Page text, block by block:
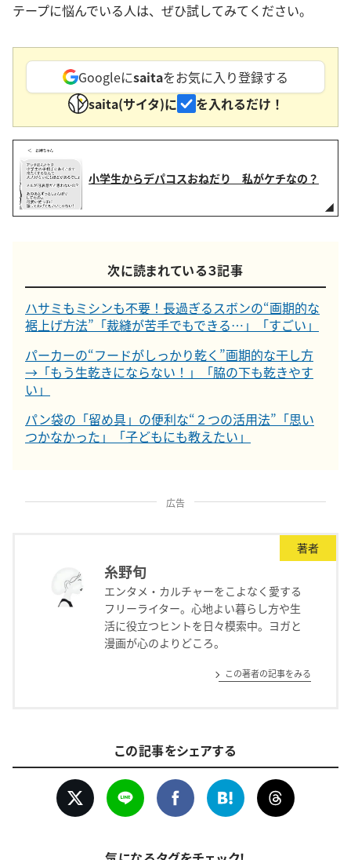
テープに悩んでいる人は、ぜひ試してみてください。
Googleにsaitaをお気に入り登録する
saita(サイタ)に
を入れるだけ！
小学生からデパコスおねだり 私がケチなの？
次に読まれている３記事
ハサミもミシンも不要！長過ぎるスボンの“画期的な
裾上げ方法”「裁縫が苦手でもできる…」「すごい」
パーカーの“フードがしっかり乾く”画期的な干し方
→「もう生乾きにならない！」「脇の下も乾きやす
い」
パン袋の「留め具」の便利な“２つの活用法”「思い
つかなかった」「子どもにも教えたい」
広告
著者
糸野旬
エンタメ・カルチャーをこよなく愛する
フリーライター。心地よい暮らし方や生
活に役立つヒントを日々模索中。ヨガと
漫画が心のよりどころ。
この著者の記事をみる
この記事をシェアする